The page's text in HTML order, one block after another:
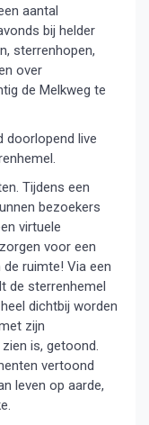
aantal
bij helder
sterrenhopen,
over
de Melkweg te
doorlopend live
Tijdens een
bezoekers
virtuele
voor een
ruimte! Via een
de sterrenhemel
dichtbij worden
zijn
is, getoond.
vertoond
leven op aarde,